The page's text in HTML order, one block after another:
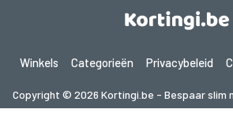
Winkels Categorieën Privacybeleid
Copyright © 2026 Kortingi.be - Bespaar slim
2026. Alle rechten